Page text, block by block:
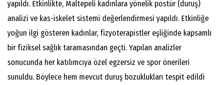
yapıldı. Etkinlikte, Maltepeli kadınlara yönelik postür (duruş)
analizi ve kas-iskelet sistemi değerlendirmesi yapıldı. Etkinliğe
yoğun ilgi gösteren kadınlar, fizyoterapistler eşliğinde kapsamlı
bir fiziksel sağlık taramasından geçti. Yapılan analizler
sonucunda her katılımcıya özel egzersiz ve spor önerileri
sunuldu. Böylece hem mevcut duruş bozuklukları tespit edildi